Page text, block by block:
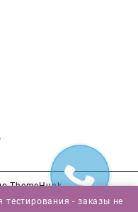
ThemeHunk
- заказы не